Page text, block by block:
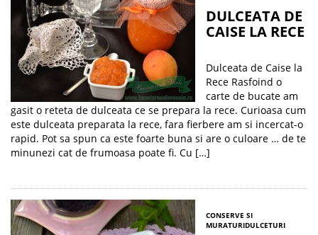
DULCEATA DE
CAISE LA RECE
Dulceata de Caise la
Rece Rasfoind o
carte de bucate am
gasit o reteta de dulceata ce se prepara la rece. Curioasa cum
este dulceata preparata la rece, fara fierbere am si incercat-o
rapid. Pot sa spun ca este foarte buna si are o culoare … de te
minunezi cat de frumoasa poate fi. Cu […]
CONSERVE SI
MURATURIDULCETURI